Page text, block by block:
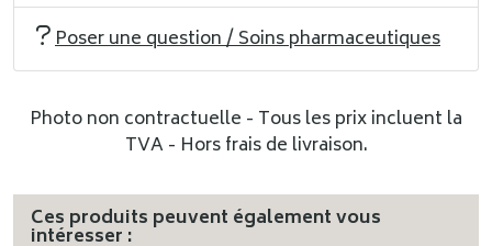
Poser une question / Soins pharmaceutiques
Photo non contractuelle - Tous les prix incluent la
TVA - Hors frais de livraison.
Ces produits peuvent également vous
intéresser :